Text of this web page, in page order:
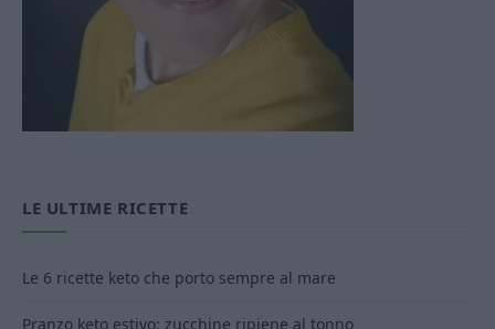
LE ULTIME RICETTE
Le 6 ricette keto che porto sempre al mare
Pranzo keto estivo: zucchine ripiene al tonno